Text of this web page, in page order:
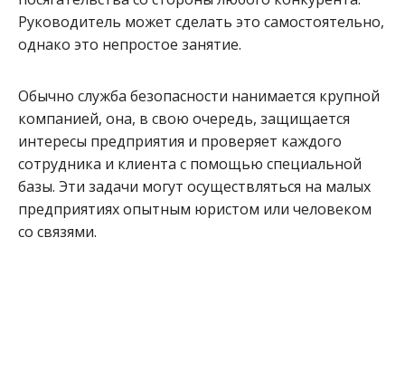
Руководитель может сделать это самостоятельно,
однако это непростое занятие.
Обычно служба безопасности нанимается крупной
компанией, она, в свою очередь, защищается
интересы предприятия и проверяет каждого
сотрудника и клиента с помощью специальной
базы. Эти задачи могут осуществляться на малых
предприятиях опытным юристом или человеком
со связями.